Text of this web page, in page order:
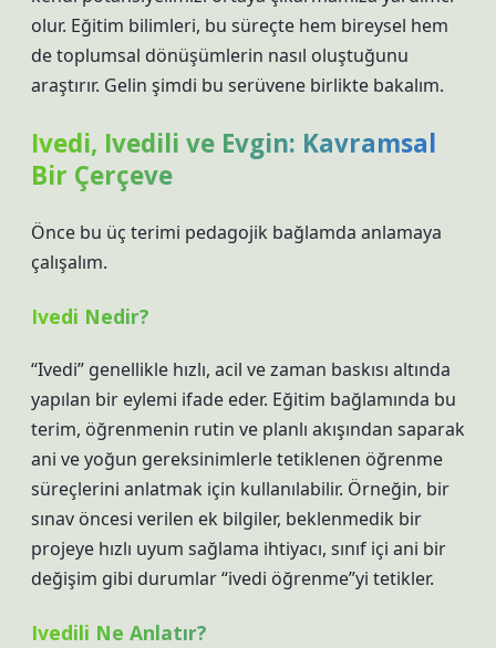
olur. Eğitim bilimleri, bu süreçte hem bireysel hem
de toplumsal dönüşümlerin nasıl oluştuğunu
araştırır. Gelin şimdi bu serüvene birlikte bakalım.
Ivedi, Ivedili ve Evgin: Kavramsal
Bir Çerçeve
Önce bu üç terimi pedagojik bağlamda anlamaya
çalışalım.
Ivedi Nedir?
“Ivedi” genellikle hızlı, acil ve zaman baskısı altında
yapılan bir eylemi ifade eder. Eğitim bağlamında bu
terim, öğrenmenin rutin ve planlı akışından saparak
ani ve yoğun gereksinimlerle tetiklenen öğrenme
süreçlerini anlatmak için kullanılabilir. Örneğin, bir
sınav öncesi verilen ek bilgiler, beklenmedik bir
projeye hızlı uyum sağlama ihtiyacı, sınıf içi ani bir
değişim gibi durumlar “ivedi öğrenme”yi tetikler.
Ivedili Ne Anlatır?